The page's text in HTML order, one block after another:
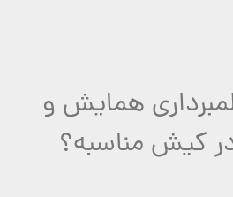
همایش و
کیش مناسبه؟